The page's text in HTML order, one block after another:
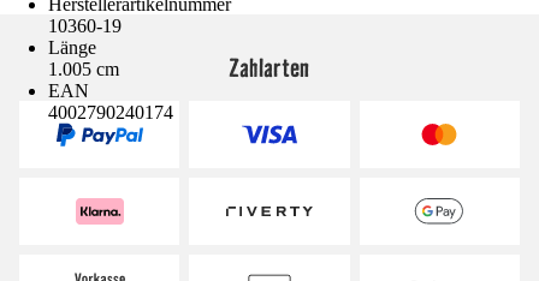
Herstellerartikelnummer
10360-19
Länge
1.005 cm
EAN
4002790240174
Zahlarten